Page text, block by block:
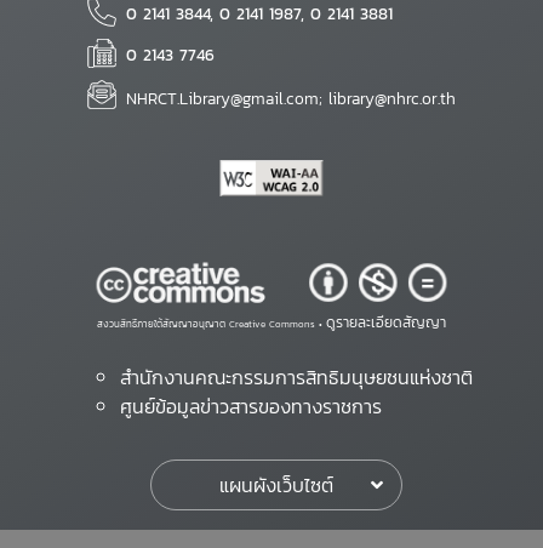
0 2141 3844, 0 2141 1987, 0 2141 3881
0 2143 7746
NHRCT.Library@gmail.com; library@nhrc.or.th
สงวนสิทธิ์ภายใต้สัญญาอนุญาต Creative Commons • ดูรายละเอียดสัญญา
สำนักงานคณะกรรมการสิทธิมนุษยชนแห่งชาติ
ศูนย์ข้อมูลข่าวสารของทางราชการ
แผนผังเว็บไซต์